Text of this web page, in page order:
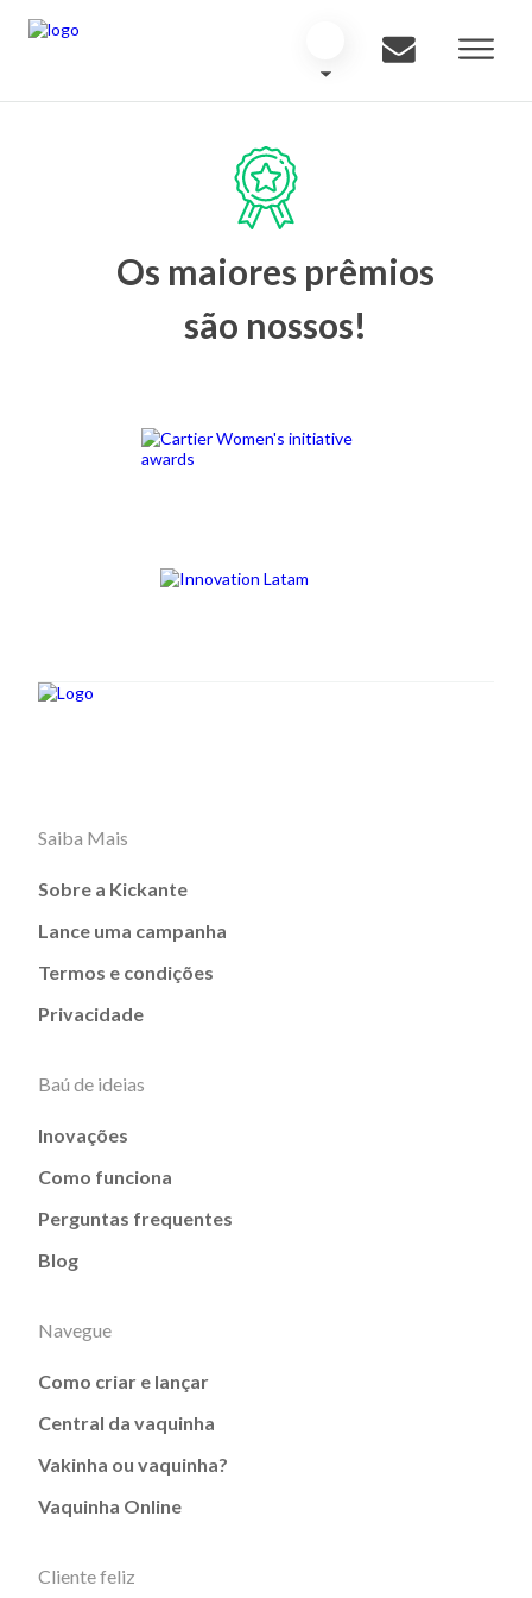
Os maiores prêmios
são nossos!
Saiba Mais
Sobre a Kickante
Lance uma campanha
Termos e condições
Privacidade
Baú de ideias
Inovações
Como funciona
Perguntas frequentes
Blog
Navegue
Como criar e lançar
Central da vaquinha
Vakinha ou vaquinha?
Vaquinha Online
Cliente feliz